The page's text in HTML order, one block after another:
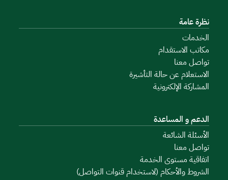
نظرة عامة
الخدمات
مكاتب الاستقدام
تواصل معنا
الاستعلام عن حالة التأشيرة
المشاركة الإلكترونية
الدعم و المساعدة
الأسئلة الشائعة
تواصل معنا
اتفاقية مستوى الخدمة
الشروط والأحكام (لاستخدام قنوات التواصل)